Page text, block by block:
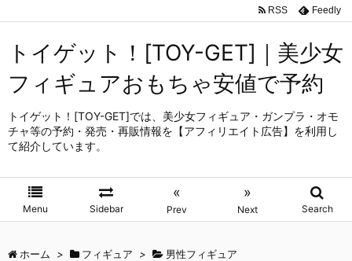
トイゲット！[TOY-GET]｜美少女
フィギュアおもちゃ安値で予約
トイゲット！[TOY-GET]では、美少女フィギュア・ガンプラ・オモ
チャ等の予約・発売・再販情報を【アフィリエイト広告】を利用し
て紹介しています。
Menu Sidebar
«
Prev
»
Next Search
RSS Feedly
ホーム > フィギュア > 男性フィギュア